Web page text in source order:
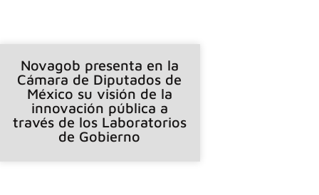
Novagob presenta en la
Cámara de Diputados de
México su visión de la
innovación pública a
través de los Laboratorios
de Gobierno